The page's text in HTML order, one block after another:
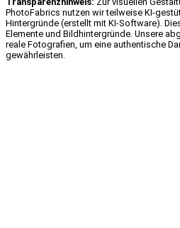
PhotoFabrics nutzen wir teilweise KI-
Hintergründe (erstellt mit KI-Software).
Elemente und Bildhintergründe. Unsere
reale Fotografien, um eine authentische
gewährleisten.